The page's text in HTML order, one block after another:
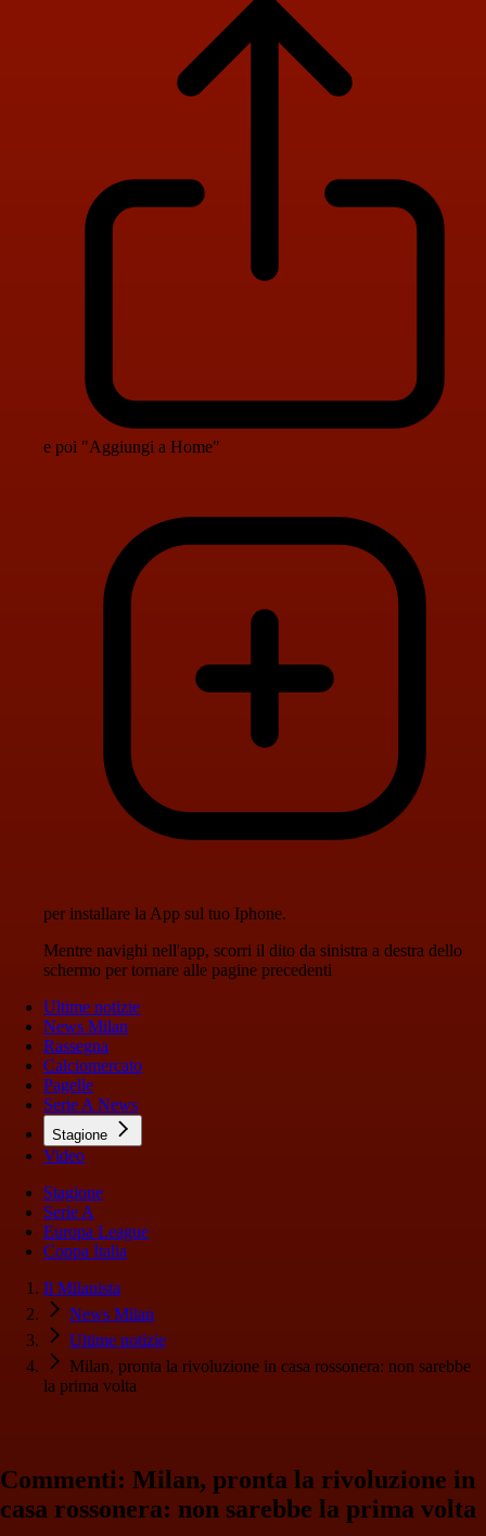
e poi "Aggiungi a Home"
per installare la App sul tuo Iphone.
Mentre navighi nell'app, scorri il dito da sinistra a destra dello
schermo per tornare alle pagine precedenti
Ultime notizie
News Milan
Rassegna
Calciomercato
Pagelle
Serie A News
Stagione
Video
Stagione
Serie A
Europa League
Coppa Italia
Il Milanista
News Milan
Ultime notizie
Milan, pronta la rivoluzione in casa rossonera: non sarebbe
la prima volta
Commenti: Milan, pronta la rivoluzione in
casa rossonera: non sarebbe la prima volta